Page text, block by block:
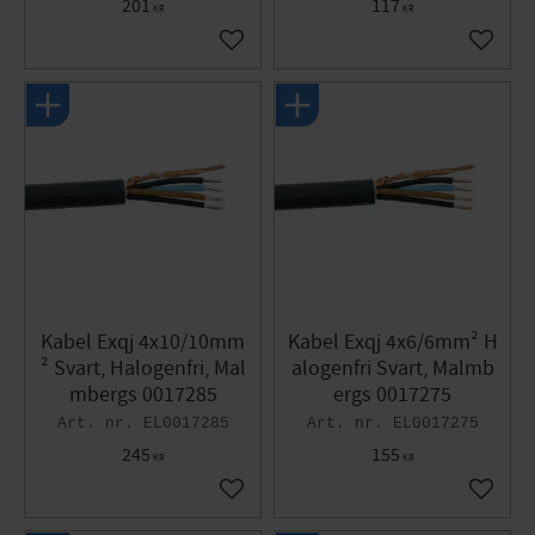
201 KR
Lägg till i favoriter
117 KR
Lägg
Kabel Exqj 4x10/10mm
² Svart, Halogenfri, Mal
mbergs 0017285
EL0017285
245 KR
Lägg till i favoriter
Kabel Exqj 4x6/6mm² H
alogenfri Svart, Malmb
ergs 0017275
EL0017275
155 KR
Lägg